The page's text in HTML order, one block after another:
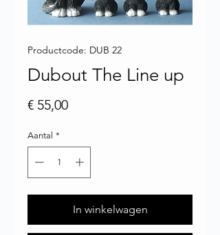
Productcode: DUB 22
Dubout The Line up
€ 55,00Prijs
Aantal *
In winkelwagen